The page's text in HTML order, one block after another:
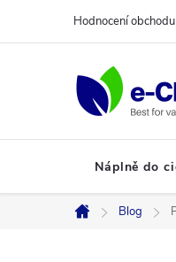
Hodnocení obchodu
Náplně do
Domů
Blog